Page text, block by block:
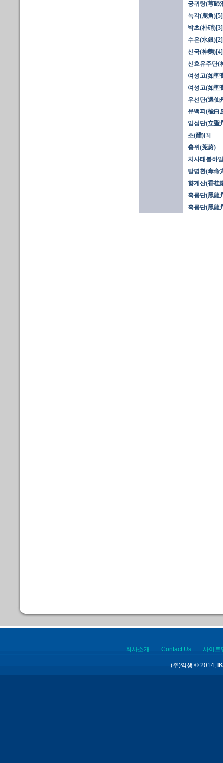
궁귀탕(芎歸
녹각(鹿角)[5]
박초(朴硝)[3]
수은(水銀)[2]
신국(神麴)[4]
신효유주단(
여성고(如聖
여성고(如聖
우선단(遇仙
유백피(楡白
입성단(立聖
초(醋)[3]
충위(茺蔚)
치사태불하
탈명환(奪命
향계산(香桂
흑룡단(黑龍
흑룡단(黑龍
회사소개 Contact Us 사이트
(주)익생 © 2014,